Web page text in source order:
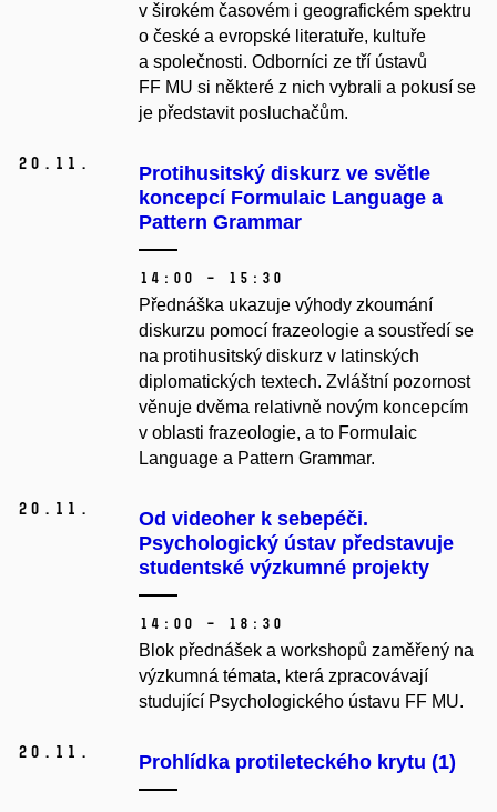
v širokém časovém i geografickém spektru
o české a evropské literatuře, kultuře
a společnosti. Odborníci ze tří ústavů
FF MU si některé z nich vybrali a pokusí se
je představit posluchačům.
20. 11.
Protihusitský diskurz ve světle
koncepcí Formulaic Language a
Pattern Grammar
14:00 – 15:30
Přednáška ukazuje výhody zkoumání
diskurzu pomocí frazeologie a soustředí se
na protihusitský diskurz v latinských
diplomatických textech. Zvláštní pozornost
věnuje dvěma relativně novým koncepcím
v oblasti frazeologie, a to Formulaic
Language a Pattern Grammar.
20. 11.
Od videoher k sebepéči.
Psychologický ústav představuje
studentské výzkumné projekty
14:00 – 18:30
Blok přednášek a workshopů zaměřený na
výzkumná témata, která zpracovávají
studující Psychologického ústavu FF MU.
20. 11. Prohlídka protileteckého krytu (1)